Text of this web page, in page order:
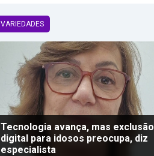
VARIEDADES
Tecnologia avança, mas exclusão
digital para idosos preocupa, diz
especialista